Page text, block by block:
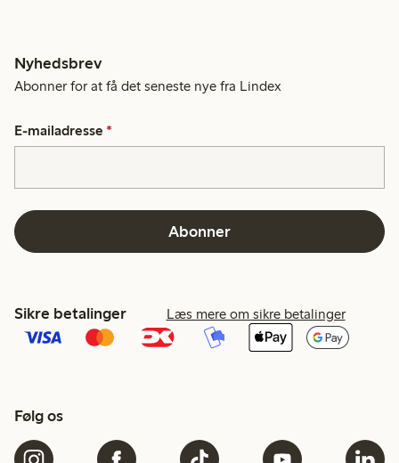
Nyhedsbrev
Abonner for at få det seneste nye fra Lindex
E-mailadresse *
Abonner
Sikre betalinger Læs mere om sikre betalinger
Følg os